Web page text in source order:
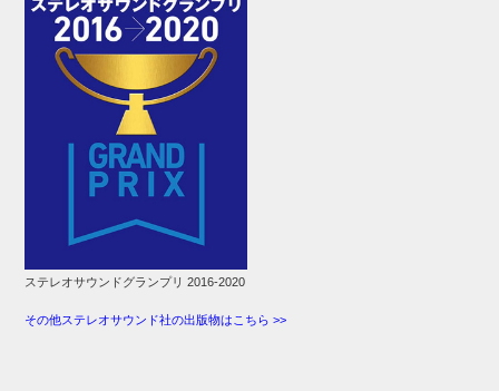
ステレオサウンドグランプリ 2016-2020
その他ステレオサウンド社の出版物はこちら >>